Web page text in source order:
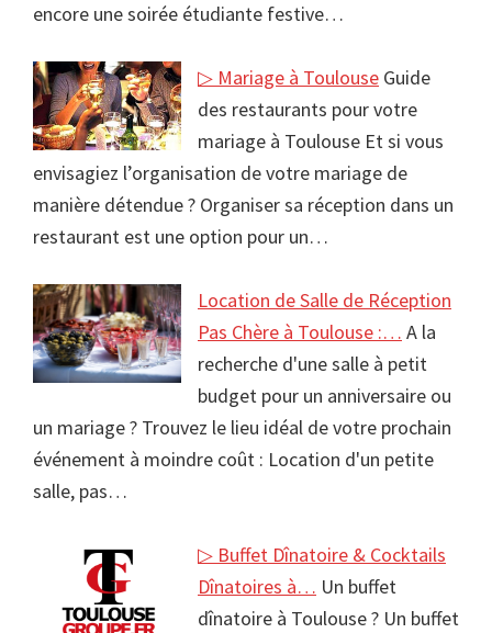
encore une soirée étudiante festive…
▷ Mariage à Toulouse Guide
des restaurants pour votre
mariage à Toulouse Et si vous
envisagiez l’organisation de votre mariage de
manière détendue ? Organiser sa réception dans un
restaurant est une option pour un…
Location de Salle de Réception
Pas Chère à Toulouse :… A la
recherche d'une salle à petit
budget pour un anniversaire ou
un mariage ? Trouvez le lieu idéal de votre prochain
événement à moindre coût : Location d'un petite
salle, pas…
▷ Buffet Dînatoire & Cocktails
Dînatoires à… Un buffet
dînatoire à Toulouse ? Un buffet